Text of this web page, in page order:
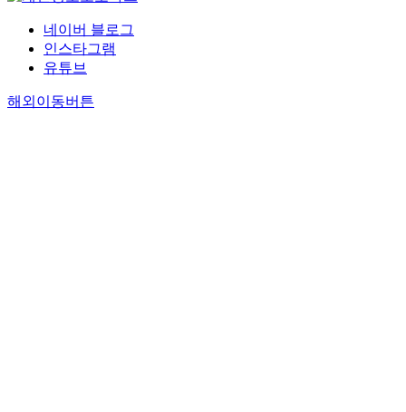
네이버 블로그
인스타그램
유튜브
해외이동버튼